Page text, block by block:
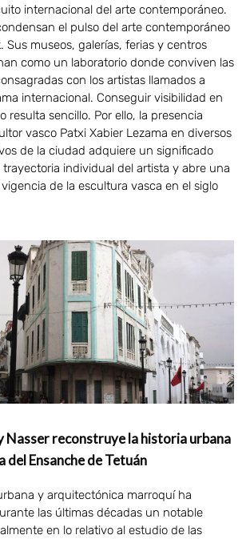
internacional del arte contemporáneo.
el pulso del arte contemporáneo
Sus museos, galerías, ferias y centros
como un laboratorio donde conviven las
con los artistas llamados a
internacional. Conseguir visibilidad en
resulta sencillo. Por ello, la presencia
vasco Patxi Xabier Lezama en diversos
de la ciudad adquiere un significado
individual del artista y abre una
de la escultura vasca en el siglo
Nasser reconstruye la historia urbana
Ensanche de Tetuán
y arquitectónica marroquí ha
las últimas décadas un notable
en lo relativo al estudio de las